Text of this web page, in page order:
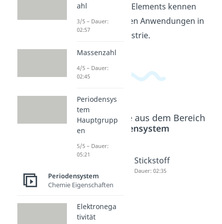
Grundlagen dieses Elements kennen
und seine vielfältigen Anwendungen in
der Natur und Industrie.
Beliebte Inhalte aus dem Bereich
Periodensystem
f
Dauer: 02:53
off
Dauer: 03:08
Stickstoff
Dauer: 02:35
ahl
3/5 – Dauer:
02:57
Massenzahl
4/5 – Dauer:
02:45
Periodensys
tem
Hauptgrupp
en
5/5 – Dauer:
05:21
Periodensystem
Chemie Eigenschaften
Elektronega
tivität